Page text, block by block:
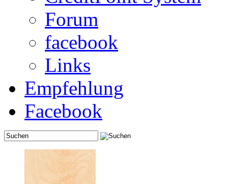
Forum
facebook
Links
Empfehlung
Facebook